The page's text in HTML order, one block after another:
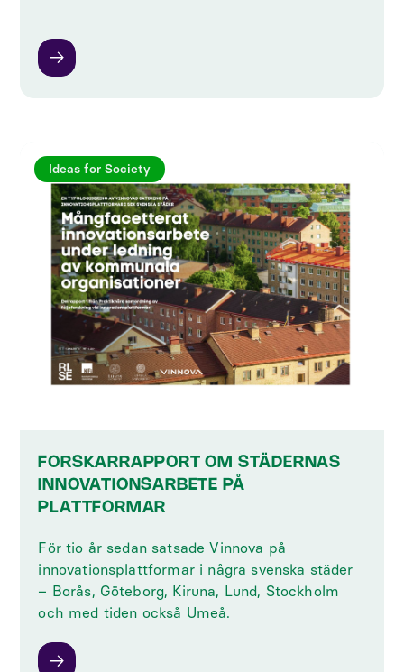
Ideas for Society
FORSKARRAPPORT OM STÄDERNAS
INNOVATIONSARBETE PÅ
PLATTFORMAR
För tio år sedan satsade Vinnova på
innovationsplattformar i några svenska städer
– Borås, Göteborg, Kiruna, Lund, Stockholm
och med tiden också Umeå.